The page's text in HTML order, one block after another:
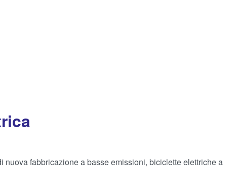
fabbricazione a basse emissioni, biciclette elettriche a